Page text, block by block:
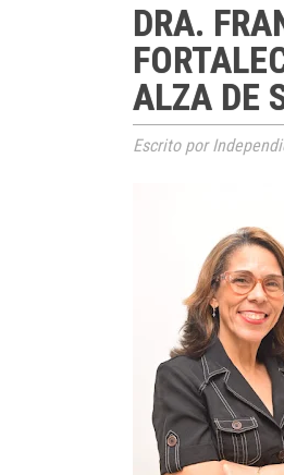
DRA.
ALZA DE
Escrito por